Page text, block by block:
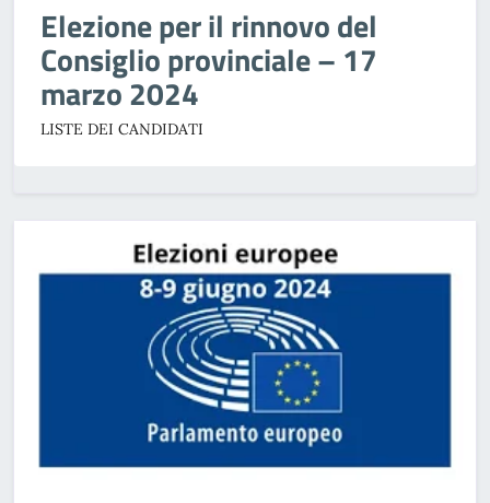
Elezione per il rinnovo del
Consiglio provinciale – 17
marzo 2024
LISTE DEI CANDIDATI